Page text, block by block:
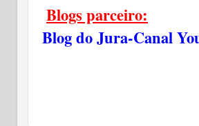
Blogs parceiro:
Blog do Jura-Canal